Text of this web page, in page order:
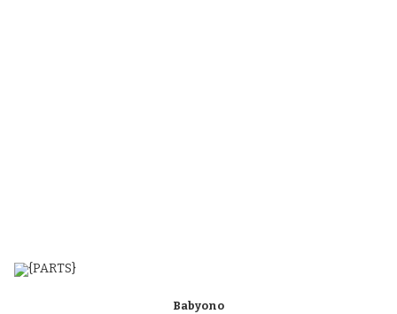
Babyono